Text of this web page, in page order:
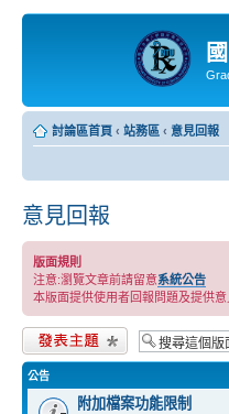
討論區首頁 ‹ 站務區 ‹ 意見回報
意見回報
版面規則
注意:瀏覽文章前請留意系統公告
本版面提供使用者回報問題及提供
發表新主題
公告
附加檔案功能限制